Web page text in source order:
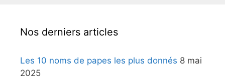
Nos derniers articles
Les 10 noms de papes les plus donnés 8 mai
2025